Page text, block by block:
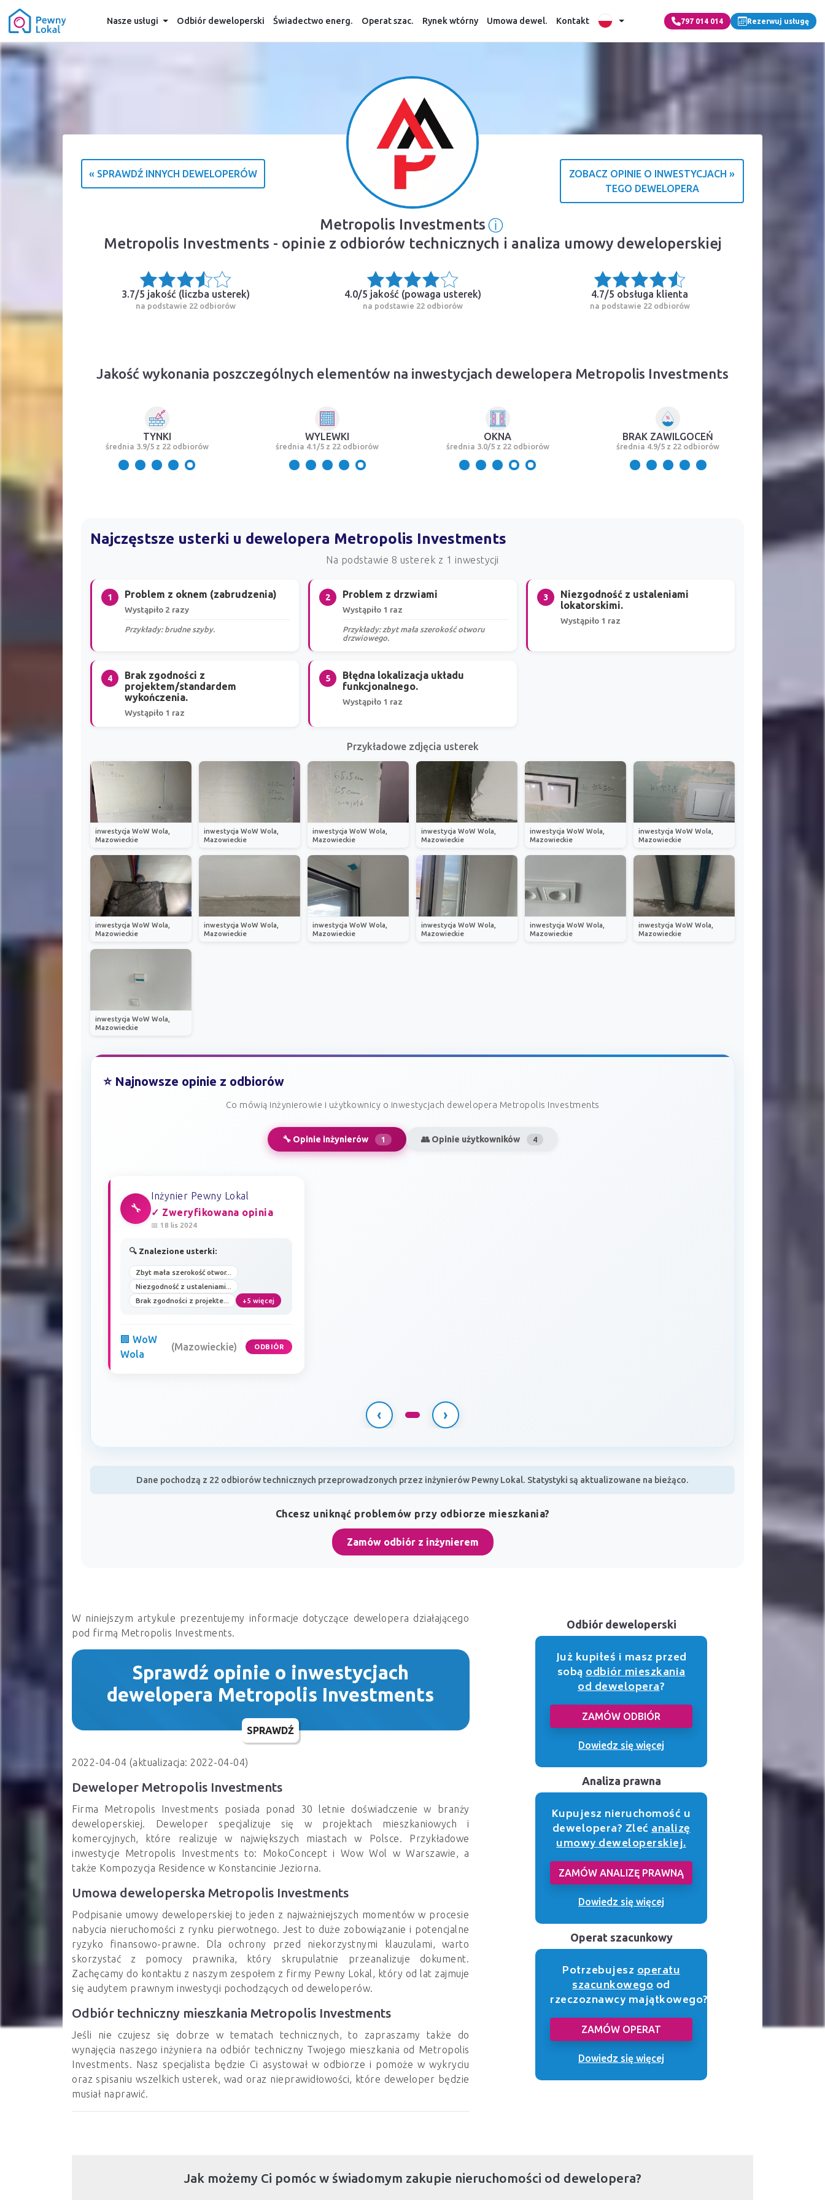
Nasze usługi Odbiór deweloperski Świadectwo energ. Operat szac. Rynek wtórny Umowa dewel. Kontakt 797 014 014 Rezerwuj usługę
« SPRAWDŹ INNYCH DEWELOPERÓW
ZOBACZ OPINIE O INWESTYCJACH »
TEGO DEWELOPERA
Metropolis InvestmentsⓘInformacja o źródle ocen
Metropolis Investments - opinie z odbiorów technicznych i analiza umowy deweloperskiej
3.7/5 jakość (liczba usterek)
na podstawie 22 odbiorów
4.0/5 jakość (powaga usterek)
na podstawie 22 odbiorów
4.7/5 obsługa klienta
na podstawie 22 odbiorów
Jakość wykonania poszczególnych elementów na inwestycjach dewelopera Metropolis Investments
TYNKI
średnia 3.9/5 z 22 odbiorów
WYLEWKI
średnia 4.1/5 z 22 odbiorów
OKNA
średnia 3.0/5 z 22 odbiorów
BRAK ZAWILGOCEŃ
średnia 4.9/5 z 22 odbiorów
Najczęstsze usterki u dewelopera Metropolis Investments
Na podstawie 8 usterek z 1 inwestycji
1 Problem z oknem (zabrudzenia)
Wystąpiło 2 razy
Przykłady: brudne szyby.
2 Problem z drzwiami
Wystąpiło 1 raz
Przykłady: zbyt mała szerokość otworu
drzwiowego.
3
Niezgodność z ustaleniami
lokatorskimi.
Wystąpiło 1 raz
4
Brak zgodności z
projektem/standardem
wykończenia.
Wystąpiło 1 raz
5
Błędna lokalizacja układu
funkcjonalnego.
Wystąpiło 1 raz
Przykładowe zdjęcia usterek
inwestycja WoW Wola,
Mazowieckie
inwestycja WoW Wola,
Mazowieckie
inwestycja WoW Wola,
Mazowieckie
inwestycja WoW Wola,
Mazowieckie
inwestycja WoW Wola,
Mazowieckie
inwestycja WoW Wola,
Mazowieckie
inwestycja WoW Wola,
Mazowieckie
inwestycja WoW Wola,
Mazowieckie
inwestycja WoW Wola,
Mazowieckie
inwestycja WoW Wola,
Mazowieckie
inwestycja WoW Wola,
Mazowieckie
inwestycja WoW Wola,
Mazowieckie
inwestycja WoW Wola,
Mazowieckie
⭐ Najnowsze opinie z odbiorów
Co mówią inżynierowie i użytkownicy o inwestycjach dewelopera Metropolis Investments
🔧 Opinie inżynierów 1 👥 Opinie użytkowników 4
🔧
Inżynier Pewny Lokal
✓ Zweryfikowana opinia
📅 18 lis 2024
🔍 Znalezione usterki:
Zbyt mała szerokość otwor...
Niezgodność z ustaleniami...
Brak zgodności z projekte...
+5 więcej
🏢 WoW
Wola
(Mazowieckie) ODBIÓR
‹ ›
Dane pochodzą z 22 odbiorów technicznych przeprowadzonych przez inżynierów Pewny Lokal. Statystyki są aktualizowane na bieżąco.
Chcesz uniknąć problemów przy odbiorze mieszkania?
Zamów odbiór z inżynierem
W niniejszym artykule prezentujemy informacje dotyczące dewelopera działającego
pod firmą Metropolis Investments.
Sprawdź opinie o inwestycjach
dewelopera Metropolis Investments
SPRAWDŹ
2022-04-04 (aktualizacja: 2022-04-04)
Deweloper Metropolis Investments
Firma Metropolis Investments posiada ponad 30 letnie doświadczenie w branży
deweloperskiej. Deweloper specjalizuje się w projektach mieszkaniowych i
komercyjnych, które realizuje w największych miastach w Polsce. Przykładowe
inwestycje Metropolis Investments to: MokoConcept i Wow Wol w Warszawie, a
także Kompozycja Residence w Konstancinie Jeziorna.
Umowa deweloperska Metropolis Investments
Podpisanie umowy deweloperskiej to jeden z najważniejszych momentów w procesie
nabycia nieruchomości z rynku pierwotnego. Jest to duże zobowiązanie i potencjalne
ryzyko finansowo-prawne. Dla ochrony przed niekorzystnymi klauzulami, warto
skorzystać z pomocy prawnika, który skrupulatnie przeanalizuje dokument.
Zachęcamy do kontaktu z naszym zespołem z firmy Pewny Lokal, który od lat zajmuje
się audytem prawnym inwestycji pochodzących od deweloperów.
Odbiór techniczny mieszkania Metropolis Investments
Jeśli nie czujesz się dobrze w tematach technicznych, to zapraszamy także do
wynajęcia naszego inżyniera na odbiór techniczny Twojego mieszkania od Metropolis
Investments. Nasz specjalista będzie Ci asystował w odbiorze i pomoże w wykryciu
oraz spisaniu wszelkich usterek, wad oraz nieprawidłowości, które deweloper będzie
musiał naprawić.
Odbiór deweloperski
Już kupiłeś i masz przed
sobąodbiór mieszkania
od dewelopera?
ZAMÓW ODBIÓR
Dowiedz się więcej
Analiza prawna
Kupujesz nieruchomość u
dewelopera? Zlećanalizę
umowy deweloperskiej.
ZAMÓW ANALIZĘ PRAWNĄ
Dowiedz się więcej
Operat szacunkowy
Potrzebujeszoperatu
szacunkowegood
rzeczoznawcy majątkowego?
ZAMÓW OPERAT
Dowiedz się więcej
Jak możemy Ci pomóc w świadomym zakupie nieruchomości od dewelopera?